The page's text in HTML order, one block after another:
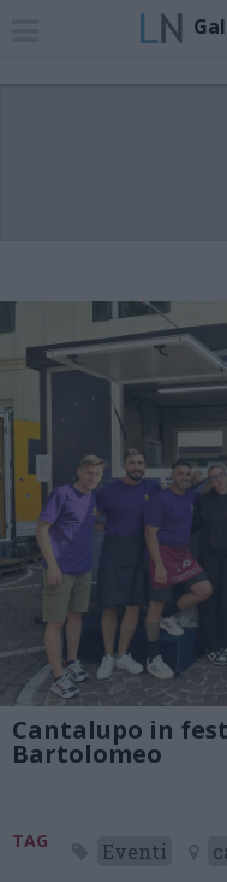
Cantalupo in
Bartolomeo
TAG Eventi